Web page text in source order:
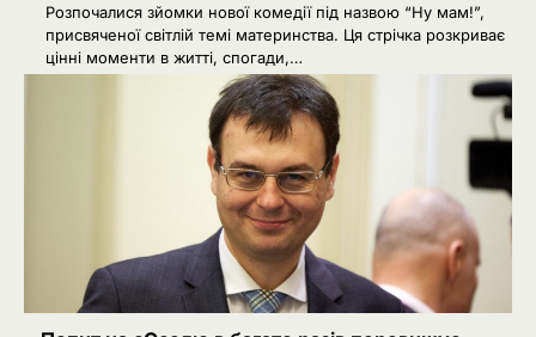
Розпочалися зйомки нової комедії під назвою “Ну мам!”,
присвяченої світлій темі материнства. Ця стрічка розкриває
цінні моменти в житті, спогади,…
Зеленський звільнив ще сімох
керівників дипломатичних місій
Ivanov Ponomarenko
Затримання українця на кордоні
Польщі: МЗС України вимагає
консульського доступу
Ivanov Ponomarenko
Російський удар знищив книжкові
склади у Харкові: мільйони
видань охопив вогонь
Ivanov Ponomarenko